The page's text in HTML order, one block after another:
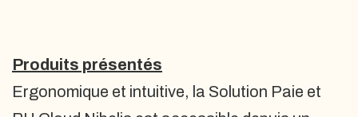
Produits présentés
Ergonomique et intuitive, la Solution Paie et